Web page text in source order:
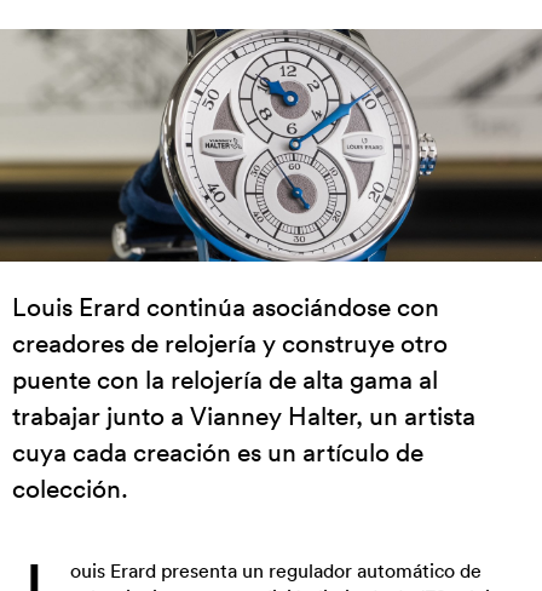
Louis Erard continúa asociándose con
creadores de relojería y construye otro
puente con la relojería de alta gama al
trabajar junto a Vianney Halter, un artista
cuya cada creación es un artículo de
colección.
ouis Erard presenta un regulador automático de